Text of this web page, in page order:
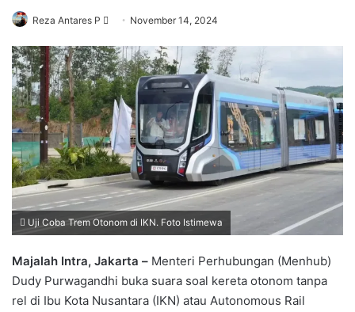
Reza Antares P
Send
email
November 14, 2024
Uji Coba Trem Otonom di IKN. Foto Istimewa
Majalah Intra, Jakarta – Menteri Perhubungan (Menhub)
Dudy Purwagandhi buka suara soal kereta otonom tanpa
rel di Ibu Kota Nusantara (IKN) atau Autonomous Rail